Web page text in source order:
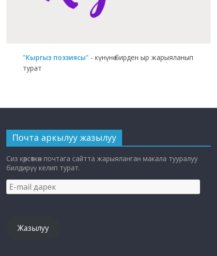
"Кыргыз поэзиясы" - күнүнө бирден ыр жарыяланып
турат
Почта аркылуу жазылуу
Сиз көрсөткөн почтага сайтта жарыяланган макала тууралуу
билдирүү келип турат.
E-
mail
Жазылуу